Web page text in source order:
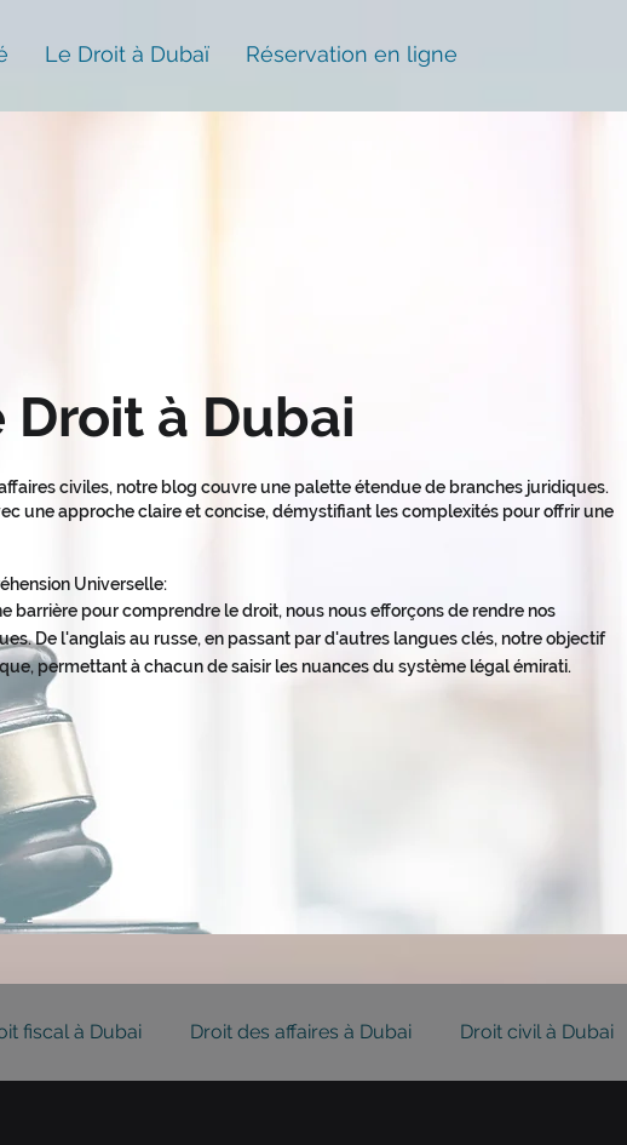
Le Droit à Dubaï Réservation en ligne
Droit à Dubai
civiles, notre blog couvre une palette étendue de branches juridiques.
une approche claire et concise, démystifiant les complexités pour offrir une
Universelle:
barrière pour comprendre le droit, nous nous efforçons de rendre nos
De l'anglais au russe, en passant par d'autres langues clés, notre objectif
permettant à chacun de saisir les nuances du système légal émirati.
fiscal à Dubai Droit des affaires à Dubai Droit civil à Dubai